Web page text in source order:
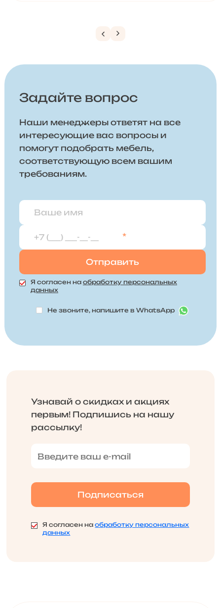
Задайте вопрос
Наши менеджеры ответят на все
интересующие вас вопросы и
помогут подобрать мебель,
соответствующую всем вашим
требованиям.
*
Я согласен на обработку персональных
данных
Не звоните, напишите в WhatsApp
Узнавай о скидках и акциях
первым! Подпишись на нашу
рассылку!
Я согласен наобработку персональных
данных